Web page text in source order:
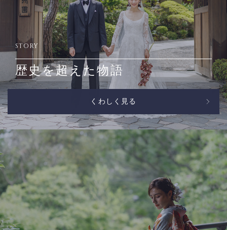
STORY
歴史を超えた物語
くわしく見る